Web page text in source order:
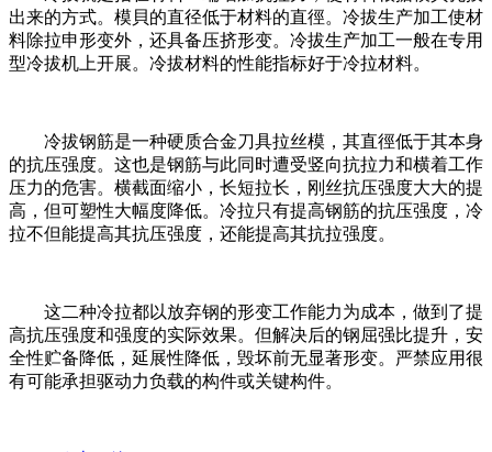
出来的方式。模貝的直径低于材料的直徑。冷拔生产加工使材
料除拉申形变外，还具备压挤形变。冷拔生产加工一般在专用
型冷拔机上开展。冷拔材料的性能指标好于冷拉材料。
冷拔钢筋是一种硬质合金刀具拉丝模，其直徑低于其本身
的抗压强度。这也是钢筋与此同时遭受竖向抗拉力和横着工作
压力的危害。横截面缩小，长短拉长，刚丝抗压强度大大的提
高，但可塑性大幅度降低。冷拉只有提高钢筋的抗压强度，冷
拉不但能提高其抗压强度，还能提高其抗拉强度。
这二种冷拉都以放弃钢的形变工作能力为成本，做到了提
高抗压强度和强度的实际效果。但解决后的钢屈强比提升，安
全性贮备降低，延展性降低，毁坏前无显著形变。严禁应用很
有可能承担驱动力负载的构件或关键构件。